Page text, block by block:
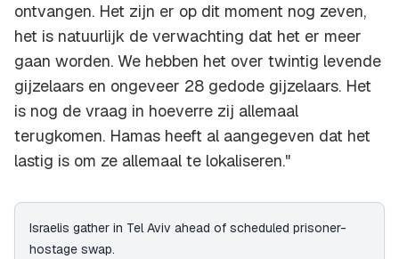
ontvangen. Het zijn er op dit moment nog zeven,
het is natuurlijk de verwachting dat het er meer
gaan worden. We hebben het over twintig levende
gijzelaars en ongeveer 28 gedode gijzelaars. Het
is nog de vraag in hoeverre zij allemaal
terugkomen. Hamas heeft al aangegeven dat het
lastig is om ze allemaal te lokaliseren."
Israelis gather in Tel Aviv ahead of scheduled prisoner-
hostage swap.